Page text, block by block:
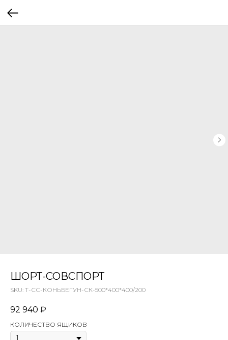
ШОРТ-СОВСПОРТ
SKU: Т-СС-КОНЬБЕГУН-СК-500*400*400/200
92 940 ₽
КОЛИЧЕСТВО ЯЩИКОВ